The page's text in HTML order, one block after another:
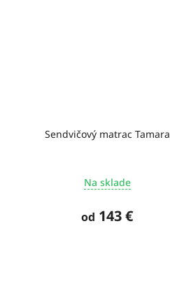
Sendvičový matrac Tamara
Na sklade
od 143 €